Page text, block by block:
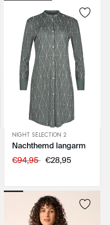
IN DEN WARENKORB
NIGHT SELECTION 2
Nachthemd langarm
€94,95 €28,95